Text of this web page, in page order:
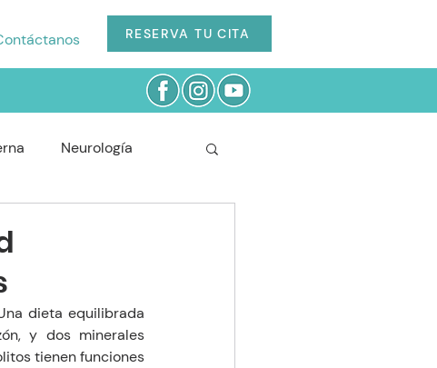
RESERVA TU CITA
Neurología
dieta equilibrada
y dos minerales
tienen funciones